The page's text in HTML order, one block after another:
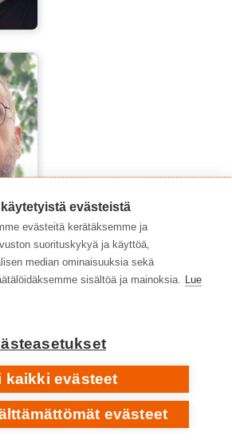
evästeistä
evästeitä kerätäksemme ja
suorituskykyä ja käyttöä,
median ominaisuuksia sekä
sisältöä ja mainoksia. Lue
kaikki evästeet
evästeet